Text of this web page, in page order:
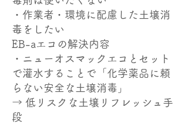
・作業者・環境に配慮した土壌消
毒をしたい
EB-aエコの解決内容
・ニューオスマックエコとセット
で灌水することで「化学薬品に頼
らない安全な土壌消毒」
→ 低リスクな土壌リフレッシュ手
段